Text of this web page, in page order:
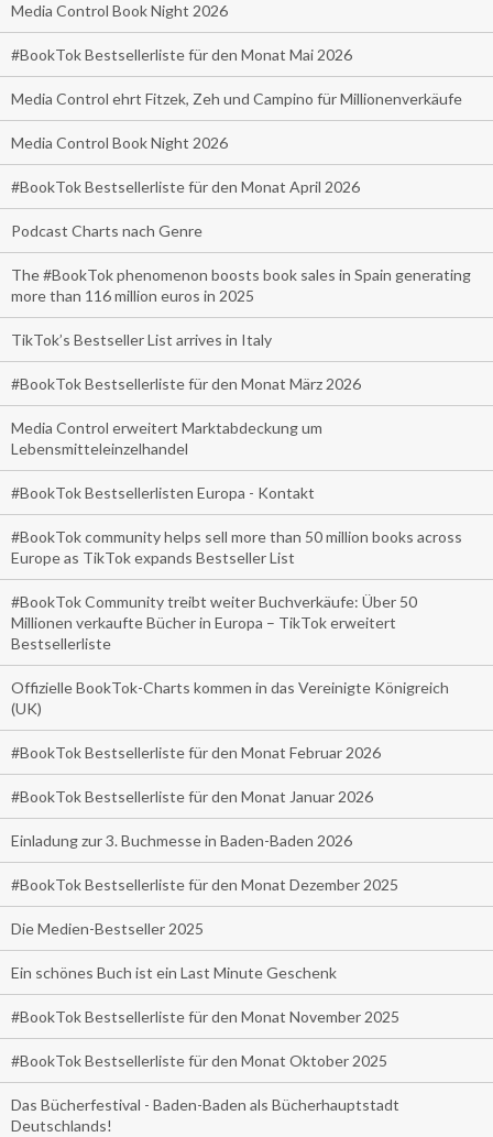
Media Control Book Night 2026
#BookTok Bestsellerliste für den Monat Mai 2026
Media Control ehrt Fitzek, Zeh und Campino für Millionenverkäufe
Media Control Book Night 2026
#BookTok Bestsellerliste für den Monat April 2026
Podcast Charts nach Genre
The #BookTok phenomenon boosts book sales in Spain generating
more than 116 million euros in 2025
TikTok’s Bestseller List arrives in Italy
#BookTok Bestsellerliste für den Monat März 2026
Media Control erweitert Marktabdeckung um
Lebensmitteleinzelhandel
#BookTok Bestsellerlisten Europa - Kontakt
#BookTok community helps sell more than 50 million books across
Europe as TikTok expands Bestseller List
#BookTok Community treibt weiter Buchverkäufe: Über 50
Millionen verkaufte Bücher in Europa – TikTok erweitert
Bestsellerliste
Offizielle BookTok-Charts kommen in das Vereinigte Königreich
(UK)
#BookTok Bestsellerliste für den Monat Februar 2026
#BookTok Bestsellerliste für den Monat Januar 2026
Einladung zur 3. Buchmesse in Baden-Baden 2026
#BookTok Bestsellerliste für den Monat Dezember 2025
Die Medien-Bestseller 2025
Ein schönes Buch ist ein Last Minute Geschenk
#BookTok Bestsellerliste für den Monat November 2025
#BookTok Bestsellerliste für den Monat Oktober 2025
Das Bücherfestival - Baden-Baden als Bücherhauptstadt
Deutschlands!